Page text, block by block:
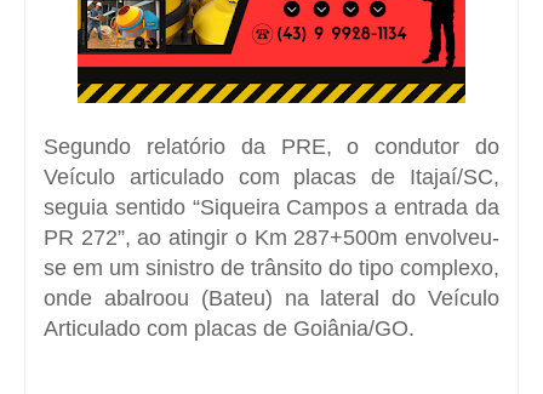
Segundo relatório da PRE, o condutor do
Veículo articulado com placas de Itajaí/SC,
seguia sentido “Siqueira Campos a entrada da
PR 272”, ao atingir o Km 287+500m envolveu-
se em um sinistro de trânsito do tipo complexo,
onde abalroou (Bateu) na lateral do Veículo
Articulado com placas de Goiânia/GO.